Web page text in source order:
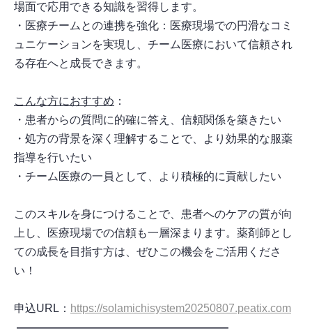
場面で応用できる知識を習得します。
・医療チームとの連携を強化：医療現場での円滑なコミ
ュニケーションを実現し、チーム医療において信頼され
る存在へと成長できます。
こんな方におすすめ ：
・患者からの質問に的確に答え、信頼関係を築きたい
・処方の背景を深く理解することで、より効果的な服薬
指導を行いたい
・チーム医療の一員として、より積極的に貢献したい
このスキルを身につけることで、患者へのケアの質が向
上し、医療現場での信頼も一層深まります。薬剤師とし
ての成長を目指す方は、ぜひこの機会をご活用くださ
い！
申込URL： https://solamichisystem20250807.peatix.com
―――――――――――――――――――